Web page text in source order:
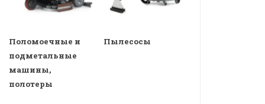
Поломоечные и
подметальные
машины,
полотеры
Пылесосы